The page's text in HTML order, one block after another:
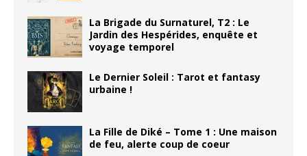
La Brigade du Surnaturel, T2 : Le
Jardin des Hespérides, enquête et
voyage temporel
Le Dernier Soleil : Tarot et fantasy
urbaine !
La Fille de Diké – Tome 1 : Une maison
de feu, alerte coup de coeur